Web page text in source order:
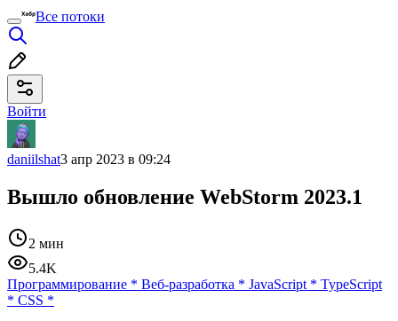
Все потоки
Войти
daniilshat3 апр 2023 в 09:24
Вышло обновление WebStorm 2023.1
2 мин
5.4K
Программирование * Веб-разработка * JavaScript * TypeScript
* CSS *